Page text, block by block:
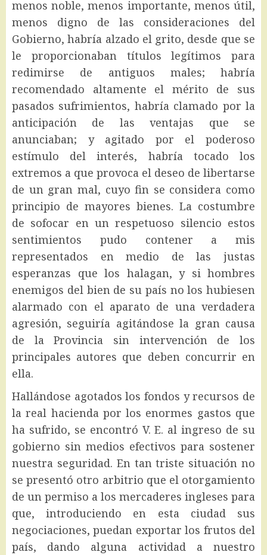
menos noble, menos importante, menos útil,
menos digno de las consideraciones del
Gobierno, habría alzado el grito, desde que se
le proporcionaban títulos legítimos para
redimirse de antiguos males; habría
recomendado altamente el mérito de sus
pasados sufrimientos, habría clamado por la
anticipación de las ventajas que se
anunciaban; y agitado por el poderoso
estímulo del interés, habría tocado los
extremos a que provoca el deseo de libertarse
de un gran mal, cuyo fin se considera como
principio de mayores bienes. La costumbre
de sofocar en un respetuoso silencio estos
sentimientos pudo contener a mis
representados en medio de las justas
esperanzas que los halagan, y si hombres
enemigos del bien de su país no los hubiesen
alarmado con el aparato de una verdadera
agresión, seguiría agitándose la gran causa
de la Provincia sin intervención de los
principales autores que deben concurrir en
ella.
Hallándose agotados los fondos y recursos de
la real hacienda por los enormes gastos que
ha sufrido, se encontró V. E. al ingreso de su
gobierno sin medios efectivos para sostener
nuestra seguridad. En tan triste situación no
se presentó otro arbitrio que el otorgamiento
de un permiso a los mercaderes ingleses para
que, introduciendo en esta ciudad sus
negociaciones, puedan exportar los frutos del
país, dando alguna actividad a nuestro